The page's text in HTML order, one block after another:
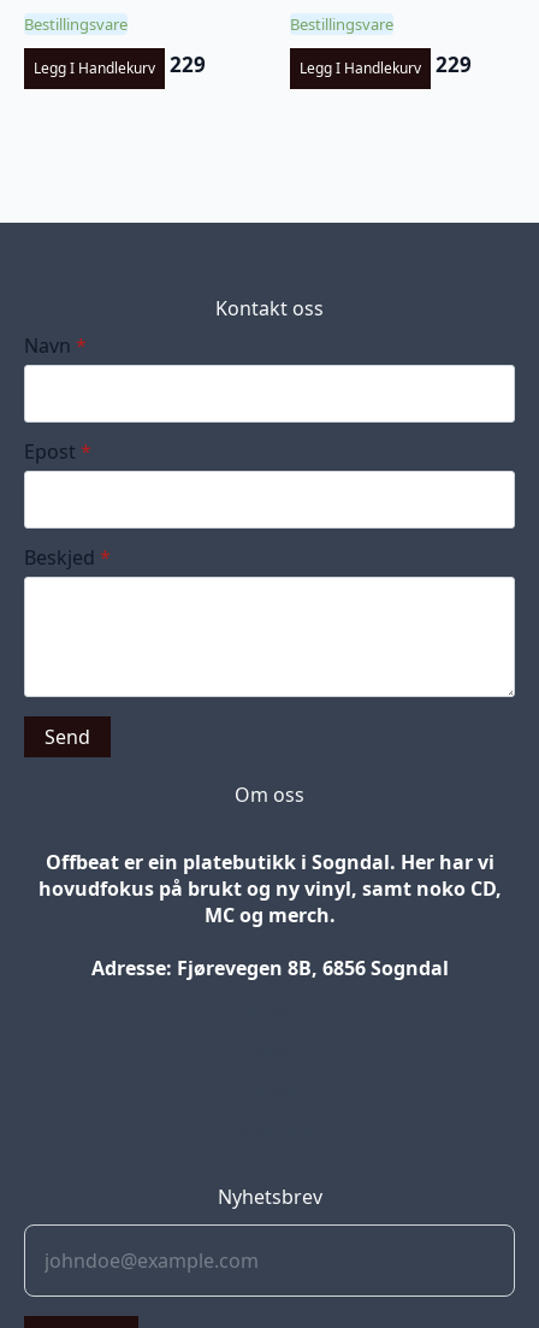
Bestillingsvare
Legg I Handlekurv 229
Bestillingsvare
Legg I Handlekurv 229
Kontakt oss
Navn *
Epost *
Beskjed *
Send
Om oss
Offbeat er ein platebutikk i Sogndal. Her har vi
hovudfokus på brukt og ny vinyl, samt noko CD,
MC og merch.
Adresse: Fjørevegen 8B, 6856 Sogndal
Nyhetsbrev